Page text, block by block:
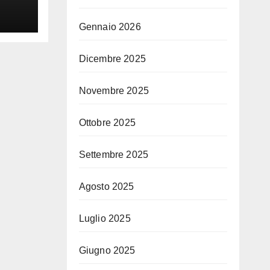
Gennaio 2026
Dicembre 2025
Novembre 2025
Ottobre 2025
Settembre 2025
Agosto 2025
Luglio 2025
Giugno 2025